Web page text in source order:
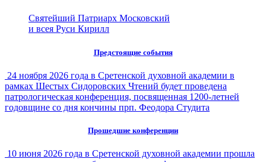
Святейший Патриарх Московский
и всея Руси Кирилл
Предстоящие события
24 ноября 2026 года в Сретенской духовной академии в
рамках Шестых Сидоровских Чтений будет проведена
патрологическая конференция, посвященная 1200-летней
годовщине со дня кончины прп. Феодора Студита
Прошедшие конференции
10 июня 2026 года в Сретенской духовной академии прошла